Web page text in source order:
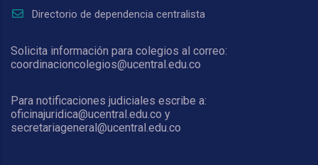
Directorio de dependencia centralista
Solicita información para colegios al correo:
coordinacioncolegios@ucentral.edu.co
Para notificaciones judiciales escribe a:
oficinajuridica@ucentral.edu.co y
secretariageneral@ucentral.edu.co